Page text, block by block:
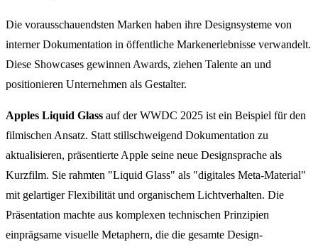
Die vorausschauendsten Marken haben ihre Designsysteme von
interner Dokumentation in öffentliche Markenerlebnisse verwandelt.
Diese Showcases gewinnen Awards, ziehen Talente an und
positionieren Unternehmen als Gestalter.
Apples Liquid Glass auf der WWDC 2025 ist ein Beispiel für den
filmischen Ansatz. Statt stillschweigend Dokumentation zu
aktualisieren, präsentierte Apple seine neue Designsprache als
Kurzfilm. Sie rahmten "Liquid Glass" als "digitales Meta-Material"
mit gelartiger Flexibilität und organischem Lichtverhalten. Die
Präsentation machte aus komplexen technischen Prinzipien
einprägsame visuelle Metaphern, die die gesamte Design-